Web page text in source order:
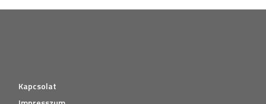
Kapcsolat